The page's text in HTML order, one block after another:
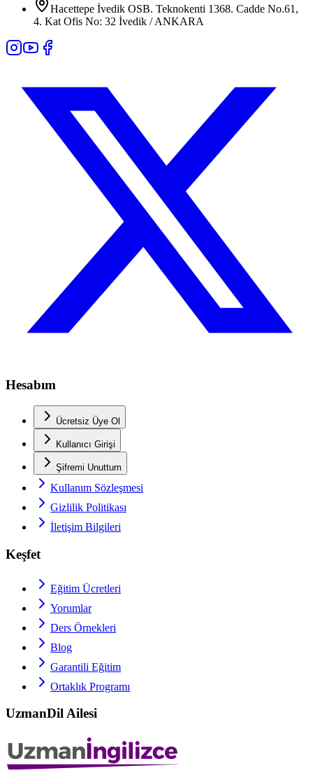
Hacettepe İvedik OSB. Teknokenti 1368. Cadde No.61,
4. Kat Ofis No: 32 İvedik / ANKARA
Hesabım
Ücretsiz Üye Ol
Kullanıcı Girişi
Şifremi Unuttum
Kullanım Sözleşmesi
Gizlilik Politikası
İletişim Bilgileri
Keşfet
Eğitim Ücretleri
Yorumlar
Ders Örnekleri
Blog
Garantili Eğitim
Ortaklık Programı
UzmanDil Ailesi